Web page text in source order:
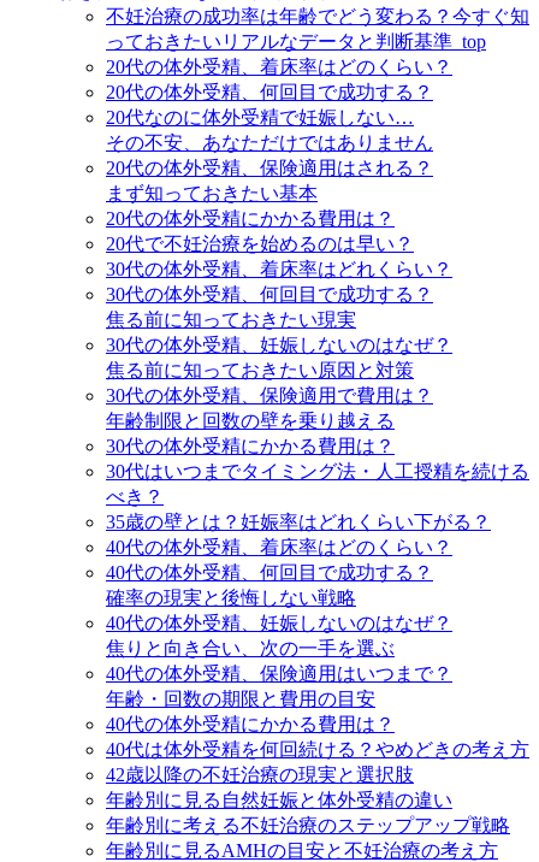
不妊治療の成功率は年齢でどう変わる？今すぐ知
っておきたいリアルなデータと判断基準_top
20代の体外受精、着床率はどのくらい？
20代の体外受精、何回目で成功する？
20代なのに体外受精で妊娠しない…
その不安、あなただけではありません
20代の体外受精、保険適用はされる？
まず知っておきたい基本
20代の体外受精にかかる費用は？
20代で不妊治療を始めるのは早い？
30代の体外受精、着床率はどれくらい？
30代の体外受精、何回目で成功する？
焦る前に知っておきたい現実
30代の体外受精、妊娠しないのはなぜ？
焦る前に知っておきたい原因と対策
30代の体外受精、保険適用で費用は？
年齢制限と回数の壁を乗り越える
30代の体外受精にかかる費用は？
30代はいつまでタイミング法・人工授精を続ける
べき？
35歳の壁とは？妊娠率はどれくらい下がる？
40代の体外受精、着床率はどのくらい？
40代の体外受精、何回目で成功する？
確率の現実と後悔しない戦略
40代の体外受精、妊娠しないのはなぜ？
焦りと向き合い、次の一手を選ぶ
40代の体外受精、保険適用はいつまで？
年齢・回数の期限と費用の目安
40代の体外受精にかかる費用は？
40代は体外受精を何回続ける？やめどきの考え方
42歳以降の不妊治療の現実と選択肢
年齢別に見る自然妊娠と体外受精の違い
年齢別に考える不妊治療のステップアップ戦略
年齢別に見るAMHの目安と不妊治療の考え方